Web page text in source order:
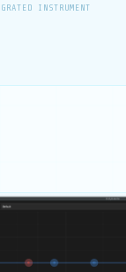
INSTRUMENT